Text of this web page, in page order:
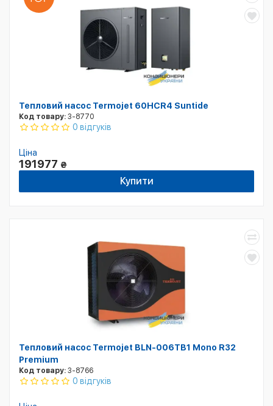
Тепловий насос Termojet 60HCR4 Suntide
Код товару: 3-8770
0 відгуків
Ціна
191977 ₴
Купити
Тепловий насос Termojet BLN-006TB1 Mono R32
Premium
Код товару: 3-8766
0 відгуків